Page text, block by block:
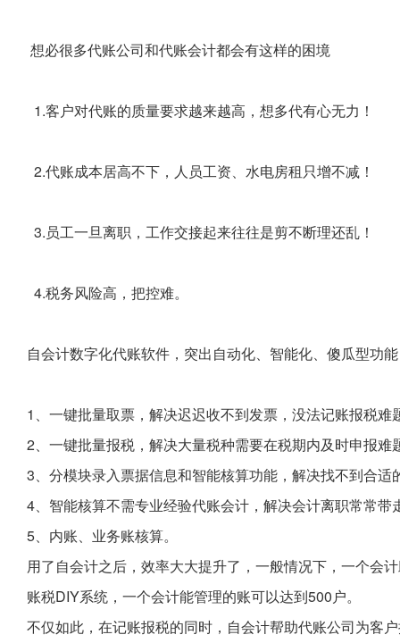
想必很多代账公司和代账会计都会有这样的困境
1.客户对代账的质量要求越来越高，想多代有心无力！
2.代账成本居高不下，人员工资、水电房租只增不减！
3.员工一旦离职，工作交接起来往往是剪不断理还乱！
4.税务风险高，把控难。
自会计数字化代账软件，突出自动化、智能化、傻瓜型功
1、一键批量取票，解决迟迟收不到发票，没法记账报税难
2、一键批量报税，解决大量税种需要在税期内及时申报难
3、分模块录入票据信息和智能核算功能，解决找不到合适
4、智能核算不需专业经验代账会计，解决会计离职常常带
5、内账、业务账核算。
用了自会计之后，效率大大提升了，一般情况下，一个会
账税DIY系统，一个会计能管理的账可以达到500户。
不仅如此，在记账报税的同时，自会计帮助代账公司为客